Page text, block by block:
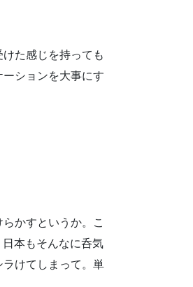
た感じを持っても
ションを大事にす
かすというか。こ
本もそんなに呑気
けてしまって。単